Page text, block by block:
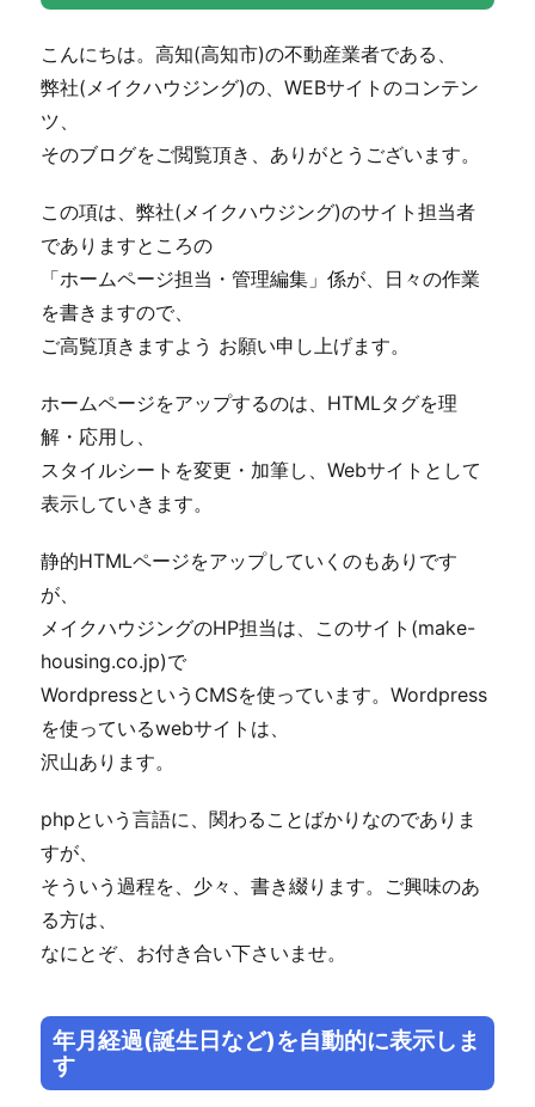
こんにちは。高知(高知市)の不動産業者である、
弊社(メイクハウジング)の、WEBサイトのコンテン
ツ、
そのブログをご閲覧頂き、ありがとうございます。
この項は、弊社(メイクハウジング)のサイト担当者
でありますところの
「ホームページ担当・管理編集」係が、日々の作業
を書きますので、
ご高覧頂きますよう お願い申し上げます。
ホームページをアップするのは、HTMLタグを理
解・応用し、
スタイルシートを変更・加筆し、Webサイトとして
表示していきます。
静的HTMLページをアップしていくのもありです
が、
メイクハウジングのHP担当は、このサイト(make-
housing.co.jp)で
WordpressというCMSを使っています。Wordpress
を使っているwebサイトは、
沢山あります。
phpという言語に、関わることばかりなのでありま
すが、
そういう過程を、少々、書き綴ります。ご興味のあ
る方は、
なにとぞ、お付き合い下さいませ。
年月経過(誕生日など)を自動的に表示しま
す